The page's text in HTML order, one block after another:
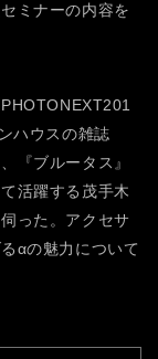
ミナーの内容を
ハウスの雑誌
『ブルータス』
活躍する茂手木
った。アクセサ
αの魅力について